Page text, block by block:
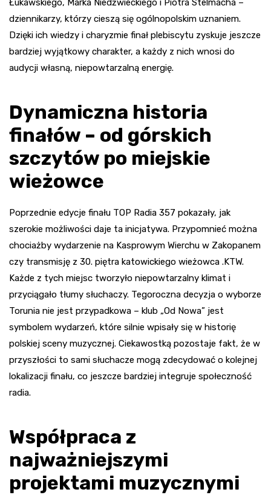
Łukawskiego, Marka Niedźwieckiego i Piotra Stelmacha –
dziennikarzy, którzy cieszą się ogólnopolskim uznaniem.
Dzięki ich wiedzy i charyzmie finał plebiscytu zyskuje jeszcze
bardziej wyjątkowy charakter, a każdy z nich wnosi do
audycji własną, niepowtarzalną energię.
Dynamiczna historia
finałów – od górskich
szczytów po miejskie
wieżowce
Poprzednie edycje finału TOP Radia 357 pokazały, jak
szerokie możliwości daje ta inicjatywa. Przypomnieć można
chociażby wydarzenie na Kasprowym Wierchu w Zakopanem
czy transmisję z 30. piętra katowickiego wieżowca .KTW.
Każde z tych miejsc tworzyło niepowtarzalny klimat i
przyciągało tłumy słuchaczy. Tegoroczna decyzja o wyborze
Torunia nie jest przypadkowa – klub „Od Nowa” jest
symbolem wydarzeń, które silnie wpisały się w historię
polskiej sceny muzycznej. Ciekawostką pozostaje fakt, że w
przyszłości to sami słuchacze mogą zdecydować o kolejnej
lokalizacji finału, co jeszcze bardziej integruje społeczność
radia.
Współpraca z
najważniejszymi
projektami muzycznymi